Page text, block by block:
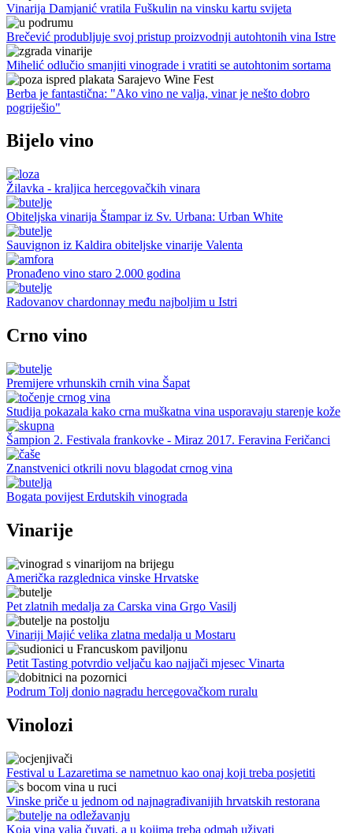
Vinarija Damjanić vratila Fuškulin na vinsku kartu svijeta
Brečević produbljuje svoj pristup proizvodnji autohtonih vina Istre
Mihelić odlučio smanjiti vinograde i vratiti se autohtonim sortama
Berba je fantastična: "Ako vino ne valja, vinar je nešto dobro
pogriješio"
Bijelo vino
Žilavka - kraljica hercegovačkih vinara
Obiteljska vinarija Štampar iz Sv. Urbana: Urban White
Sauvignon iz Kaldira obiteljske vinarije Valenta
Pronađeno vino staro 2.000 godina
Radovanov chardonnay među najboljim u Istri
Crno vino
Premijere vrhunskih crnih vina Šapat
Studija pokazala kako crna muškatna vina usporavaju starenje kože
Šampion 2. Festivala frankovke - Miraz 2017. Feravina Feričanci
Znanstvenici otkrili novu blagodat crnog vina
Bogata povijest Erdutskih vinograda
Vinarije
Američka razglednica vinske Hrvatske
Pet zlatnih medalja za Carska vina Grgo Vasilj
Vinariji Majić velika zlatna medalja u Mostaru
Petit Tasting potvrdio veljaču kao najjači mjesec Vinarta
Podrum Tolj donio nagradu hercegovačkom ruralu
Vinolozi
Festival u Lazaretima se nametnuo kao onaj koji treba posjetiti
Vinske priče u jednom od najnagrađivanijih hrvatskih restorana
Koja vina valja čuvati, a u kojima treba odmah uživati